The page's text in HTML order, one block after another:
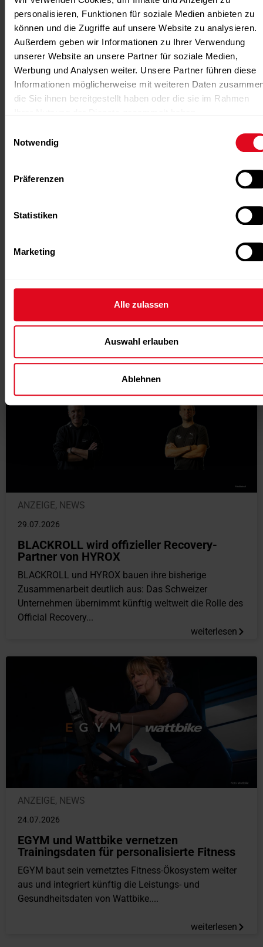
personalisieren, Funktionen für soziale Medien anbieten zu
können und die Zugriffe auf unsere Website zu analysieren.
Außerdem geben wir Informationen zu Ihrer Verwendung
unserer Website an unsere Partner für soziale Medien,
Werbung und Analysen weiter. Unsere Partner führen diese
Informationen möglicherweise mit weiteren Daten
die Sie ihnen bereitgestellt haben oder die sie im Rahmen
Notwendig
Präferenzen
Statistiken
Marketing
Alle zulassen
Auswahl erlauben
Ablehnen
Weitere News / Verwandte
Nachrichten
ANZEIGE, NEWS
29.07.2026
BLACKROLL wird offizieller Recovery-
Partner von HYROX
BLACKROLL und HYROX bauen ihre bisherige
Zusammenarbeit deutlich aus: Das Schweizer
Unternehmen übernimmt künftig weltweit die Rolle des
Official Recovery...
weiterlesen
ANZEIGE, NEWS
24.07.2026
EGYM und Wattbike vernetzen
Trainingsdaten für personalisierte Fitness
EGYM baut sein vernetztes Fitness-Ökosystem weiter
aus und integriert künftig die Leistungs- und
Gesundheitsdaten von Wattbike....
weiterlesen